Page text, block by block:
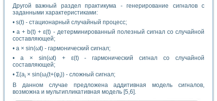
Другой важный раздел практикума - генерирование сигналов с
заданными характеристиками:
• s(t) - стационарный случайный процесс;
• а + b(t) + ε(t) - детерминированный полезный сигнал со случайной
составляющей;
• а × sin(ωt) - гармонический сигнал;
• а × sin(ωt) + ε(t) - гармонический сигнал со случайной
составляющей;
• Σ(аi × sin(ωi(t+(φi)) - сложный сигнал;
В данном случае предложена аддитивная модель сигналов,
возможна и мультипликативная модель [5,6].